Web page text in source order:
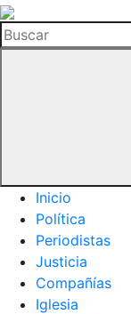
La
Hemeroteca
del
Buscar
Inicio
Política
Periodistas
Justicia
Compañías
Iglesia